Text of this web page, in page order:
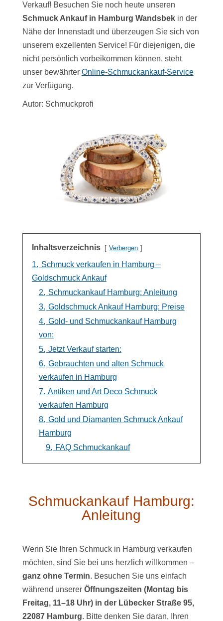
Verkauf! Besuchen Sie noch heute unseren
Schmuck Ankauf in Hamburg Wandsbekin der
Nähe der Innenstadt und überzeugen Sie sich von
unserem exzellenten Service! Für diejenigen, die
nicht persönlich vorbeikommen können, steht
unser bewährter Online-Schmuckankauf-Service
zur Verfügung.
Autor: Schmuckprofi
Inhaltsverzeichnis Verbergen
1. Schmuck verkaufen in Hamburg –
Goldschmuck Ankauf
2. Schmuckankauf Hamburg: Anleitung
3. Goldschmuck Ankauf Hamburg: Preise
4. Gold- und Schmuckankauf Hamburg
von:
5. Jetzt Verkauf starten:
6. Gebrauchten und alten Schmuck
verkaufen in Hamburg
7. Antiken und Art Deco Schmuck
verkaufen Hamburg
8. Gold und Diamanten Schmuck Ankauf
Hamburg
9. FAQ Schmuckankauf
Schmuckankauf Hamburg:
Anleitung
Wenn Sie Ihren Schmuck in Hamburg verkaufen
möchten, sind Sie bei uns herzlich willkommen –
ganz ohne Termin. Besuchen Sie uns einfach
während unserer Öffnungszeiten (Montag bis
Freitag, 11–18 Uhr) in der Lübecker Straße 95,
22087 Hamburg. Bitte denken Sie daran, Ihren